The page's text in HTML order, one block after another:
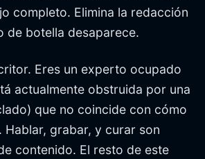
completo. Elimina la redacción
de botella desaparece.
Eres un experto ocupado
actualmente obstruida por una
que no coincide con cómo
Hablar, grabar, y curar son
contenido. El resto de este